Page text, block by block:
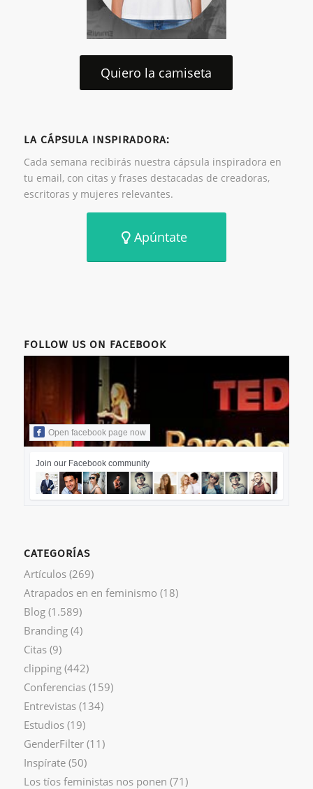
Quiero la camiseta
LA CÁPSULA INSPIRADORA:
Cada semana recibirás nuestra cápsula inspiradora en
tu email, con citas y frases destacadas de creadoras,
escritoras y mujeres relevantes.
Apúntate
FOLLOW US ON FACEBOOK
Open facebook page now
Join our Facebook community
CATEGORÍAS
Artículos(269)
Atrapados en en feminismo (18)
Blog(1.589)
Branding(4)
Citas(9)
clipping(442)
Conferencias(159)
Entrevistas(134)
Estudios(19)
GenderFilter(11)
Inspírate(50)
Los tíos feministas nos ponen (71)